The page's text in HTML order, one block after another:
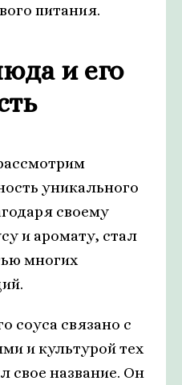
питания.
и его
уникального
своему
и аромату, стал
многих
соуса связано с
и культурой тех
свое название. Он